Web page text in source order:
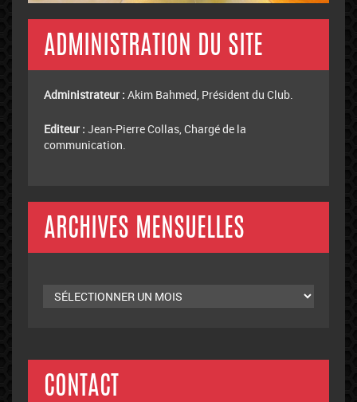
ADMINISTRATION DU SITE
Administrateur : Akim Bahmed, Président du Club.
Editeur : Jean-Pierre Collas, Chargé de la
communication.
ARCHIVES MENSUELLES
CONTACT